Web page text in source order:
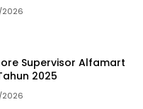
Supervisor Alfamart
2025